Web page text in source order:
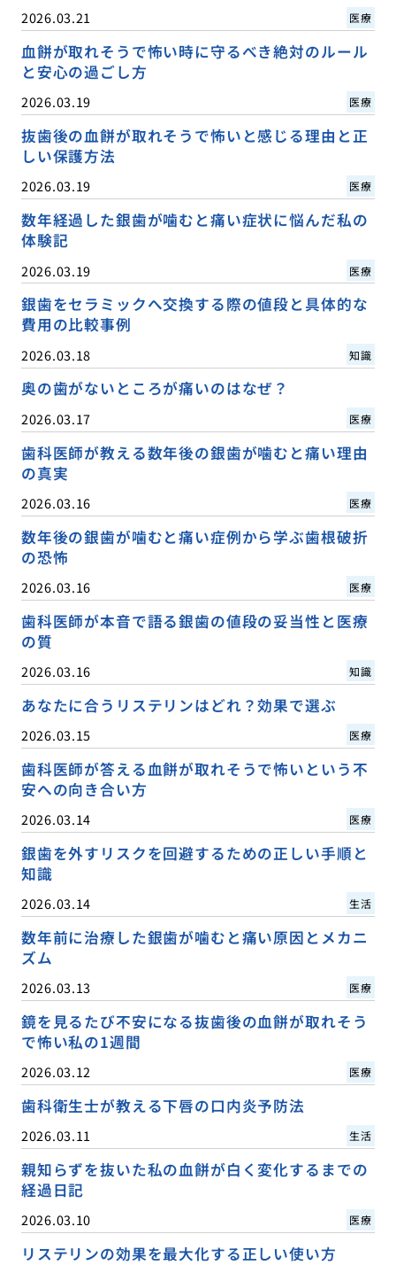
2026.03.21 医療
血餅が取れそうで怖い時に守るべき絶対のルール
と安心の過ごし方
2026.03.19 医療
抜歯後の血餅が取れそうで怖いと感じる理由と正
しい保護方法
2026.03.19 医療
数年経過した銀歯が噛むと痛い症状に悩んだ私の
体験記
2026.03.19 医療
銀歯をセラミックへ交換する際の値段と具体的な
費用の比較事例
2026.03.18 知識
奥の歯がないところが痛いのはなぜ？
2026.03.17 医療
歯科医師が教える数年後の銀歯が噛むと痛い理由
の真実
2026.03.16 医療
数年後の銀歯が噛むと痛い症例から学ぶ歯根破折
の恐怖
2026.03.16 医療
歯科医師が本音で語る銀歯の値段の妥当性と医療
の質
2026.03.16 知識
あなたに合うリステリンはどれ？効果で選ぶ
2026.03.15 医療
歯科医師が答える血餅が取れそうで怖いという不
安への向き合い方
2026.03.14 医療
銀歯を外すリスクを回避するための正しい手順と
知識
2026.03.14 生活
数年前に治療した銀歯が噛むと痛い原因とメカニ
ズム
2026.03.13 医療
鏡を見るたび不安になる抜歯後の血餅が取れそう
で怖い私の1週間
2026.03.12 医療
歯科衛生士が教える下唇の口内炎予防法
2026.03.11 生活
親知らずを抜いた私の血餅が白く変化するまでの
経過日記
2026.03.10 医療
リステリンの効果を最大化する正しい使い方